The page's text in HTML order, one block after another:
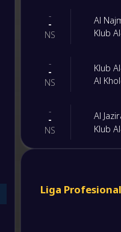
-
-
NS
Al
Klub
-
-
NS
Klub
Al
-
-
NS
Al
Klub
Liga